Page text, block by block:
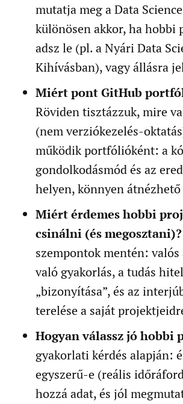
mutatja meg a Data
különösen akkor, ha hobbi
adsz le (pl. a Nyári Data
Kihívásban), vagy állásra
Miért pont GitHub
Röviden tisztázzuk, mire
(nem verziókezelés-
működik portfólióként: a
gondolkodásmód és az
helyen, könnyen
Miért érdemes hobbi
csinálni (és megosztani)?
szempontok mentén: valós
való gyakorlás, a tudás
„bizonyítása”, és az
terelése a saját
Hogyan válassz jó hobbi
gyakorlati kérdés alapján:
egyszerű-e (reális
hozzá adat, és jól